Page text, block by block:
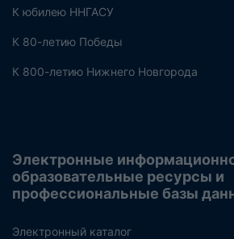
К юбилею ННГАСУ
К 80-летию Победы
К 800-летию Нижнего Новгорода
Электронные
образовательные ресурсы и
профессиональные базы
Электронный каталог